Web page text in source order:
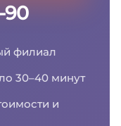
90
филиал
30–40 минут
и